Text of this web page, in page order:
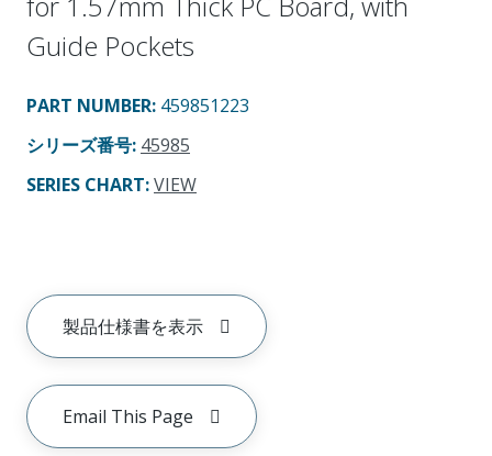
Guide Pockets
PART NUMBER: 459851223
シリーズ番号: 45985
SERIES CHART:VIEW
製品仕様書を表示
Email This Page